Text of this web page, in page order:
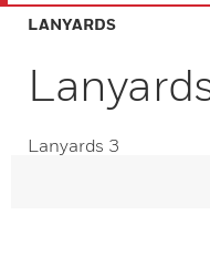
LANYARDS
Lanyards 3